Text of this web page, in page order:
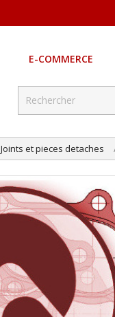
E-COMMERCE
Joints et pieces detaches